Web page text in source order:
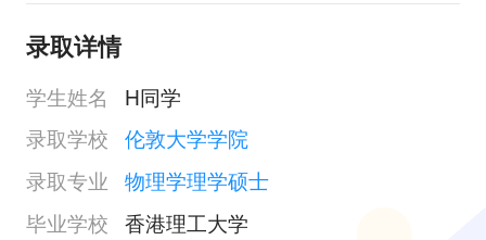
录取详情
学生姓名
H同学
录取学校 伦敦大学学院
录取专业 物理学理学硕士
毕业学校 香港理工大学